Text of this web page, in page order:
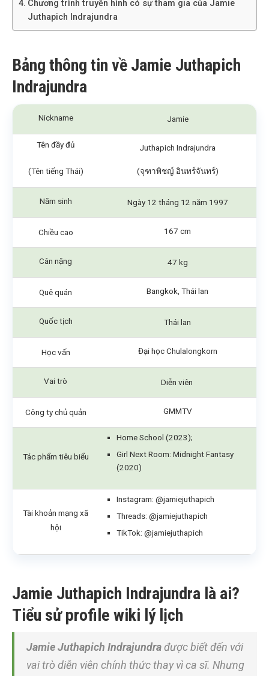
Chương trình truyền hình có sự tham gia của Jamie
Juthapich Indrajundra
Bảng thông tin về Jamie Juthapich
Indrajundra
Nickname Jamie
Tên đầy đủ
(Tên tiếng Thái)
Juthapich Indrajundra
(จุฑาพิชญ์ อินทร์จันทร์)
Năm sinh Ngày 12 tháng 12 năm 1997
Chiều cao 167 cm
Cân nặng 47 kg
Quê quán Bangkok, Thái lan
Quốc tịch Thái lan
Học vấn Đại học Chulalongkorn
Vai trò Diễn viên
Công ty chủ quản GMMTV
Tác phẩm tiêu biểu
Home School (2023);
Girl Next Room: Midnight Fantasy
(2020)
Tài khoản mạng xã
hội
Instagram: @jamiejuthapich
Threads: @jamiejuthapich
TikTok: @jamiejuthapich
Jamie Juthapich Indrajundra là ai?
Tiểu sử profile wiki lý lịch
Jamie Juthapich Indrajundrađược biết đến với
vai trò diễn viên chính thức thay vì ca sĩ. Nhưng